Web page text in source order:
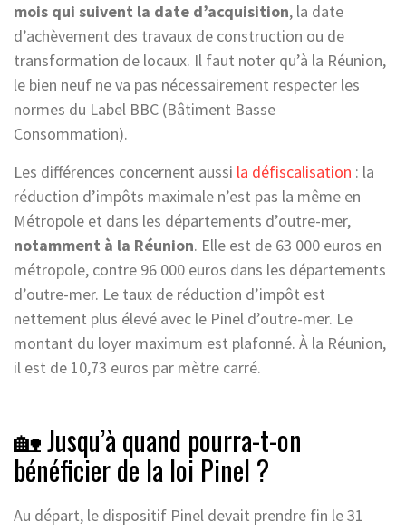
mois qui suivent la date d’acquisition, la date
d’achèvement des travaux de construction ou de
transformation de locaux. Il faut noter qu’à la Réunion,
le bien neuf ne va pas nécessairement respecter les
normes du Label BBC (Bâtiment Basse
Consommation).
Les différences concernent aussi la défiscalisation : la
réduction d’impôts maximale n’est pas la même en
Métropole et dans les départements d’outre-mer,
notamment à la Réunion. Elle est de 63 000 euros en
métropole, contre 96 000 euros dans les départements
d’outre-mer. Le taux de réduction d’impôt est
nettement plus élevé avec le Pinel d’outre-mer. Le
montant du loyer maximum est plafonné. À la Réunion,
il est de 10,73 euros par mètre carré.
🏡 Jusqu’à quand pourra-t-on
bénéficier de la loi Pinel ?
Au départ, le dispositif Pinel devait prendre fin le 31